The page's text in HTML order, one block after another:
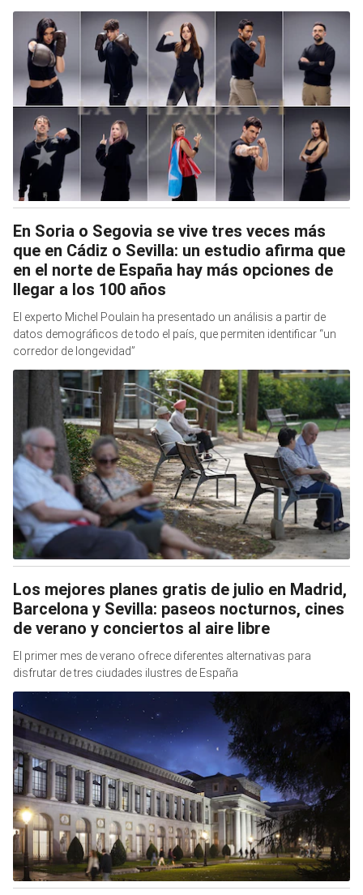
En Soria o Segovia se vive tres veces más
que en Cádiz o Sevilla: un estudio afirma que
en el norte de España hay más opciones de
llegar a los 100 años
El experto Michel Poulain ha presentado un análisis a partir de
datos demográficos de todo el país, que permiten identificar “un
corredor de longevidad”
Los mejores planes gratis de julio en Madrid,
Barcelona y Sevilla: paseos nocturnos, cines
de verano y conciertos al aire libre
El primer mes de verano ofrece diferentes alternativas para
disfrutar de tres ciudades ilustres de España